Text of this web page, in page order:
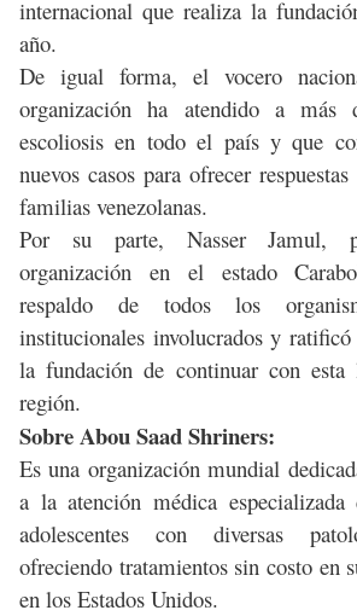
internacional que realiza la
año.
De igual forma, el vocero
organización ha atendido a
escoliosis en todo el país y que
nuevos casos para ofrecer
familias venezolanas.
Por su parte, Nasser Jamul,
organización en el estado
respaldo de todos los
institucionales involucrados y
la fundación de continuar con
región.
Sobre Abou Saad Shriners:
Es una organización mundial
a la atención médica
adolescentes con diversas
ofreciendo tratamientos sin costo en
en los Estados Unidos.